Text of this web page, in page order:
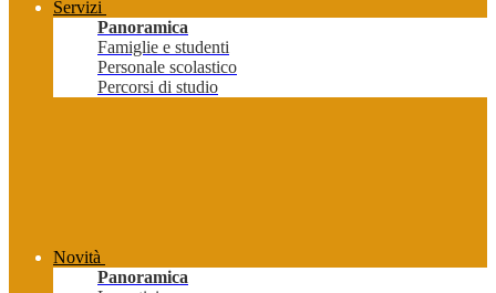
Servizi
Panoramica
Famiglie e studenti
Personale scolastico
Percorsi di studio
Novità
Panoramica